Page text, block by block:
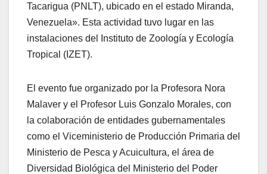
Tacarigua (PNLT), ubicado en el estado Miranda,
Venezuela». Esta actividad tuvo lugar en las
instalaciones del Instituto de Zoología y Ecología
Tropical (IZET).
El evento fue organizado por la Profesora Nora
Malaver y el Profesor Luis Gonzalo Morales, con
la colaboración de entidades gubernamentales
como el Viceministerio de Producción Primaria del
Ministerio de Pesca y Acuicultura, el área de
Diversidad Biológica del Ministerio del Poder